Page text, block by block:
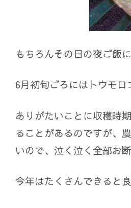
もちろんその日の夜ご飯
6月初旬ごろにはトウモロ
ありがたいことに収穫時
ることがあるのですが、
いので、泣く泣く全部お
今年はたくさんできると良